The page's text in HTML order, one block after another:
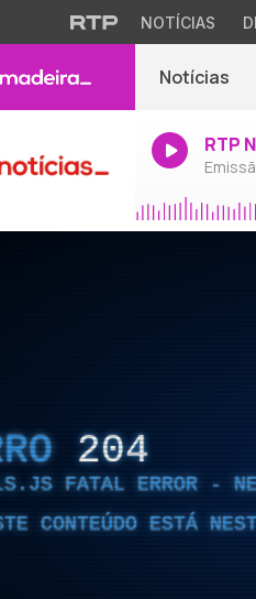
NOTÍCIAS
Notícias
RTP
204
FATAL ERROR -
CONTEÚDO ESTÁ